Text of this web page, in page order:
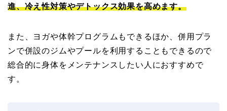
進、冷え性対策やデトックス効果を高めます。
また、ヨガや体幹プログラムもできるほか、併用プラ
ンで併設のジムやプールを利用することもできるので
総合的に身体をメンテナンスしたい人におすすめで
す。